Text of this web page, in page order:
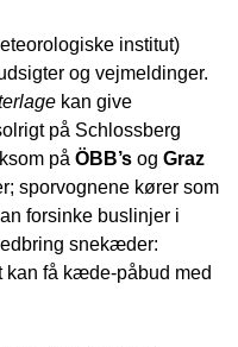
institut)
og vejmeldinger.
kan give
på Schlossberg
på ÖBB’s og Graz
sporvognene kører som
forsinke buslinjer i
snekæder:
kan få kæde-påbud med